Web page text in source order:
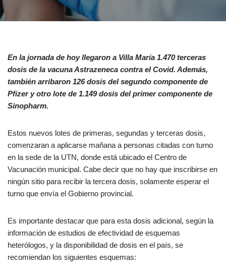
En la jornada de hoy llegaron a Villa María 1.470 terceras
dosis de la vacuna Astrazeneca contra el Covid. Además,
también arribaron 126 dosis del segundo componente de
Pfizer y otro lote de 1.149 dosis del primer componente de
Sinopharm.
Estos nuevos lotes de primeras, segundas y terceras dosis,
comenzaran a aplicarse mañana a personas citadas con turno
en la sede de la UTN, donde está ubicado el Centro de
Vacunación municipal. Cabe decir que no hay que inscribirse en
ningún sitio para recibir la tercera dosis, solamente esperar el
turno que envía el Gobierno provincial.
Es importante destacar que para esta dosis adicional, según la
información de estudios de efectividad de esquemas
heterólogos, y la disponibilidad de dosis en el país, se
recomiendan los siguientes esquemas: